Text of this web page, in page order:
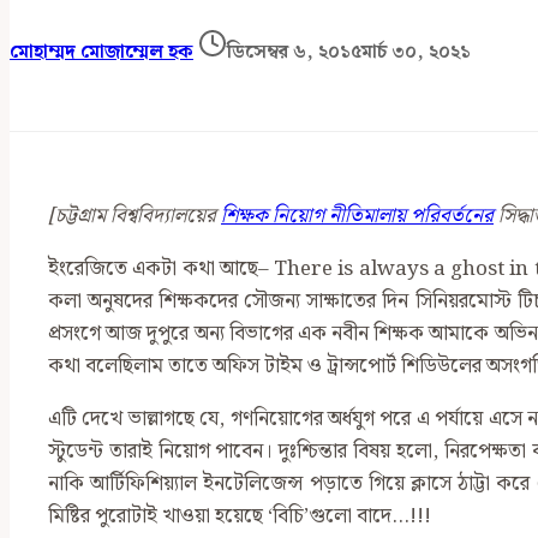
মোহাম্মদ মোজাম্মেল হক ডিসেম্বর ৬, ২০১৫মার্চ ৩০, ২০২১
[চট্টগ্রাম বিশ্ববিদ্যালয়েরশিক্ষক নিয়োগ নীতিমালায় পরিবর্তনের
ইংরেজিতে একটা কথা আছে– There is always a ghost in the
কলা অনুষদের শিক্ষকদের সৌজন্য সাক্ষাতের দিন সিনিয়রমোস্ট
প্রসংগে আজ দুপুরে অন্য বিভাগের এক নবীন শিক্ষক আমাকে
কথা বলেছিলাম তাতে অফিস টাইম ও ট্রান্সপোর্ট শিডিউলের
এটি দেখে ভাল্লাগছে যে, গণনিয়োগের অর্ধযুগ পরে এ পর্যায়ে
স্টুডেন্ট তারাই নিয়োগ পাবেন। দুঃশ্চিন্তার বিষয় হলো,
নাকি আর্টিফিশিয়্যাল ইনটেলিজেন্স পড়াতে গিয়ে ক্লাসে
মিষ্টির পুরোটাই খাওয়া হয়েছে ‘বিচি’গুলো বাদে…!!!